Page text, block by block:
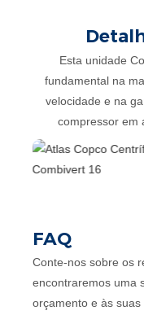
Esta unidade
fundamental na
velocidade e na
compressor em
FAQ
Conte-nos sobre os
encontraremos uma
orçamento e às suas